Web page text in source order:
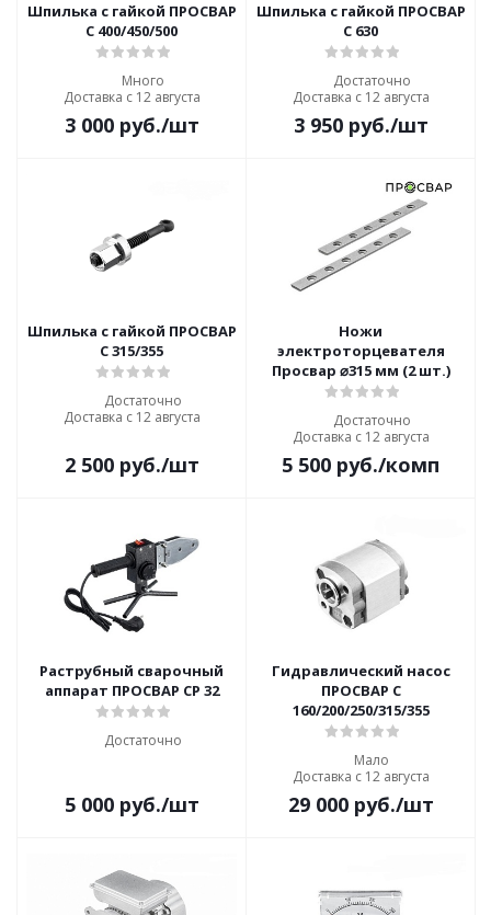
Шпилька с гайкой ПРОСВАР
С 400/450/500
Много
Доставка с 12 августа
3 000руб./шт
Шпилька с гайкой ПРОСВАР
С 630
Достаточно
Доставка с 12 августа
3 950руб./шт
Шпилька с гайкой ПРОСВАР
С 315/355
Достаточно
Доставка с 12 августа
2 500руб./шт
Ножи
электроторцевателя
Просвар ⌀315 мм (2 шт.)
Достаточно
Доставка с 12 августа
5 500 руб./комп
Раструбный сварочный
аппарат ПРОСВАР СР 32
Достаточно
5 000руб./шт
Гидравлический насос
ПРОСВАР С
160/200/250/315/355
Мало
Доставка с 12 августа
29 000руб./шт